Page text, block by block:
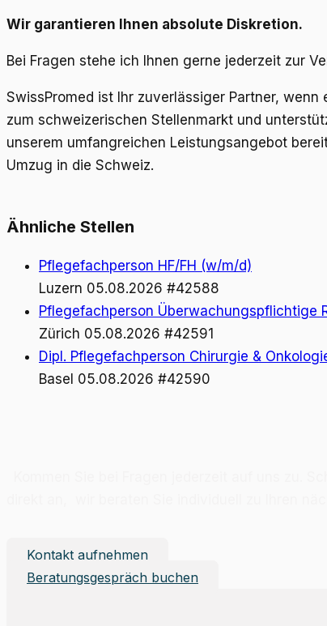
Wir garantieren Ihnen absolute Diskretion.
Bei Fragen stehe ich Ihnen gerne jederzeit zur
SwissPromed ist Ihr zuverlässiger Partner,
zum schweizerischen Stellenmarkt und
unserem umfangreichen Leistungsangebot
Umzug in die Schweiz.
Ähnliche Stellen
Pflegefachperson HF/FH (w/m/d)
Luzern 05.08.2026 #42588
Pflegefachperson Überwachungspflichtige
Zürich 05.08.2026 #42591
Dipl. Pflegefachperson Chirurgie &
Basel 05.08.2026 #42590
Kontakt aufnehmen
Beratungsgespräch buchen